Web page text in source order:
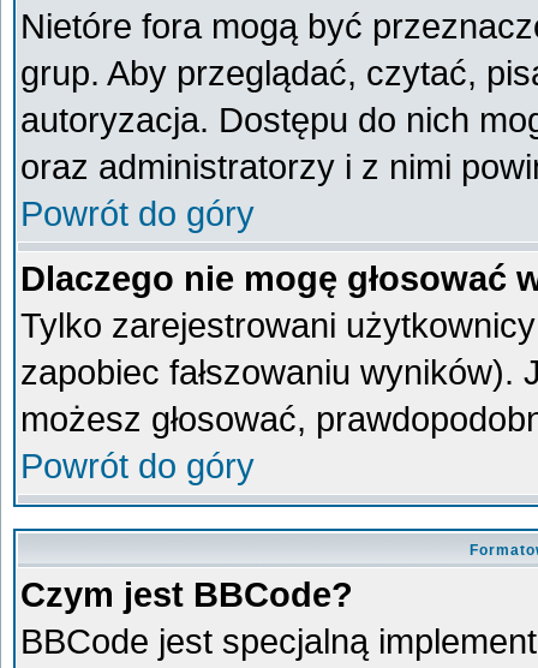
Nietóre fora mogą być
grup. Aby przeglądać, czytać,
autoryzacja. Dostępu do nich
oraz administratorzy i z nimi
Powrót do góry
Dlaczego nie mogę głosować
Tylko zarejestrowani
zapobiec fałszowaniu wyników).
możesz głosować,
Powrót do góry
Czym jest BBCode?
BBCode jest specjalną